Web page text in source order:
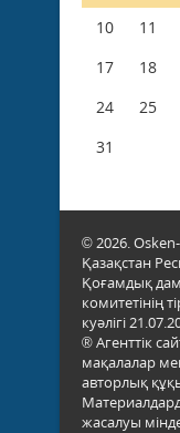
10
11
17
18
24
25
31
© 2026. Osken-
Қазақстан
Қоғамдық
комитетінің
куәлігі
® Агенттік
мақалалар
авторлық
жасалуы